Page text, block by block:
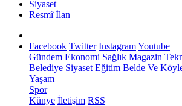
Siyaset
Resmî İlan
Facebook Twitter InstagramYoutube
Gündem Ekonomi Sağlık Magazin
Belediye Siyaset Eğitim Belde Ve
Yaşam
Spor
Künye İletişim RSS